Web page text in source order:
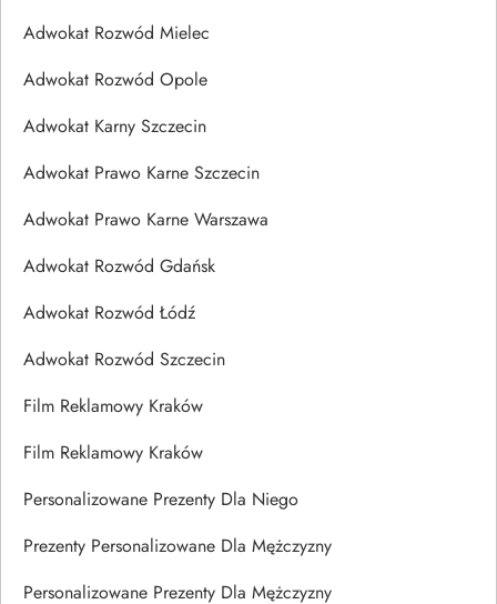
Adwokat Rozwód Mielec
Adwokat Rozwód Opole
Adwokat Karny Szczecin
Adwokat Prawo Karne Szczecin
Adwokat Prawo Karne Warszawa
Adwokat Rozwód Gdańsk
Adwokat Rozwód Łódź
Adwokat Rozwód Szczecin
Film Reklamowy Kraków
Film Reklamowy Kraków
Personalizowane Prezenty Dla Niego
Prezenty Personalizowane Dla Mężczyzny
Personalizowane Prezenty Dla Mężczyzny